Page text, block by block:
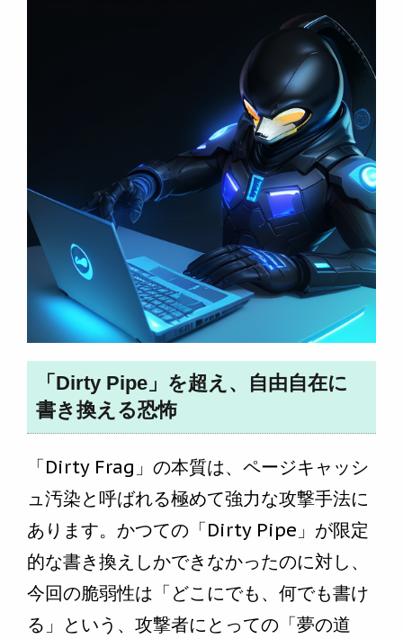
「Dirty Pipe」を超え、自由自在に
書き換える恐怖
「Dirty Frag」の本質は、ページキャッシ
ュ汚染と呼ばれる極めて強力な攻撃手法に
あります。かつての「Dirty Pipe」が限定
的な書き換えしかできなかったのに対し、
今回の脆弱性は「どこにでも、何でも書け
る」という、攻撃者にとっての「夢の道